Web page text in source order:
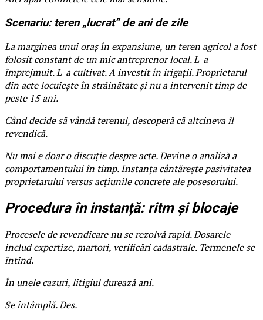
Scenariu: teren „lucrat” de ani de zile
La marginea unui oraș în expansiune, un teren agricol a fost
folosit constant de un mic antreprenor local. L-a
împrejmuit. L-a cultivat. A investit în irigații. Proprietarul
din acte locuiește în străinătate și nu a intervenit timp de
peste 15 ani.
Când decide să vândă terenul, descoperă că altcineva îl
revendică.
Nu mai e doar o discuție despre acte. Devine o analiză a
comportamentului în timp. Instanța cântărește pasivitatea
proprietarului versus acțiunile concrete ale posesorului.
Procedura în instanță: ritm și blocaje
Procesele de revendicare nu se rezolvă rapid. Dosarele
includ expertize, martori, verificări cadastrale. Termenele se
întind.
În unele cazuri, litigiul durează ani.
Se întâmplă. Des.